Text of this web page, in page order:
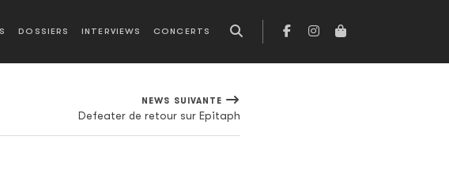
DOSSIERS INTERVIEWS CONCERTS
NEWS SUIVANTE
Defeater de retour sur Epitaph